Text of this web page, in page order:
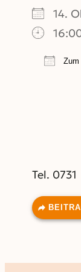
14.
Zum
Tel. 0731